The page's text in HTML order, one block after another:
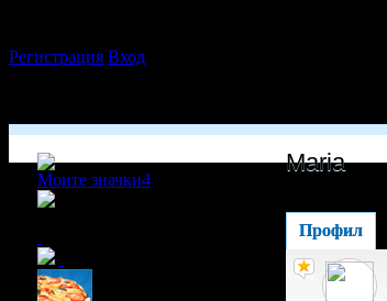
Регистрация Вход
Моите значки4
Maria
Профил